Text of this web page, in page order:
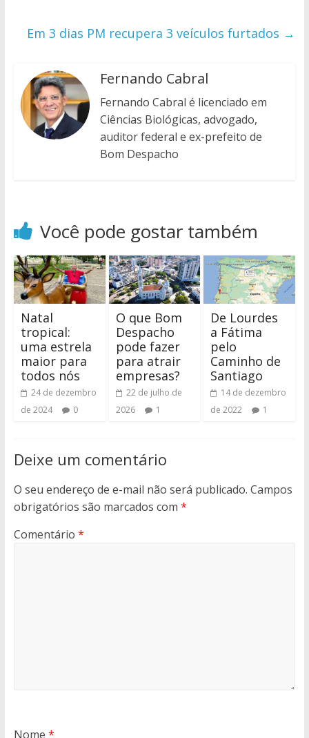
Em 3 dias PM recupera 3 veículos furtados →
Fernando Cabral
Fernando Cabral é licenciado em
Ciências Biológicas, advogado,
auditor federal e ex-prefeito de
Bom Despacho
Você pode gostar também
Natal
tropical:
uma estrela
maior para
todos nós
24 de dezembro
de 2024
0
O que Bom
Despacho
pode fazer
para atrair
empresas?
22 de julho de
2026
1
De Lourdes
a Fátima
pelo
Caminho de
Santiago
14 de dezembro
de 2022
1
Deixe um comentário
O seu endereço de e-mail não será publicado. Campos
obrigatórios são marcados com *
Comentário *
Nome *